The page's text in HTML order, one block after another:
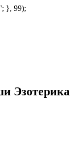
'; }, 99);
Эзотерика